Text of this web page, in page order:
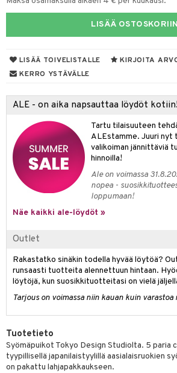
LISÄÄ OSTOSKORIIN
LISÄÄ TOIVELISTALLE
KIRJOITA
KERRO YSTÄVÄLLE
ALE - on aika napsauttaa löydöt kotiin!
Tartu tilaisuuteen
ALEstamme. Juuri nyt
valikoiman jännittäviä
hinnoilla!
Ale on voimassa
nopea -
loppumaan!
Näe kaikki ale-löydöt »
Outlet
Rakastatko sinäkin todella hyvää löytöä?
runsaasti tuotteita alennettuun hintaan.
löytöjä, kun suosikkituotteitasi on vielä
Tarjous on voimassa niin kauan kuin varastoa
Tuotetieto
Syömäpuikot Tokyo Design Studiolta. 5 paria
tyypillisellä japanilaistyylillä aasialaisruokien
on pakattu lahjapakkaukseen.
& Vihannesveitset
tarvikkeita
tekstiilit
koristelu
säilytys
tekstiilit
Saalit
& Tyynyliinat
& Koukut
& Korit
& Veistokset
Art
& Lyhdyt
& Hyllyt
& Koukut
& Korit
tekstiilit
tekstiilit
tekstiilit
& Tyynyliinat
hyönteissuoja
ruokinta
& Lyhdyt
& vastauksia